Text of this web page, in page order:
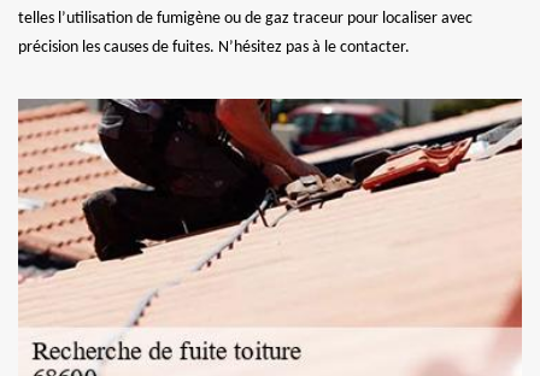
telles l’utilisation de fumigène ou de gaz traceur pour localiser avec
précision les causes de fuites. N’hésitez pas à le contacter.